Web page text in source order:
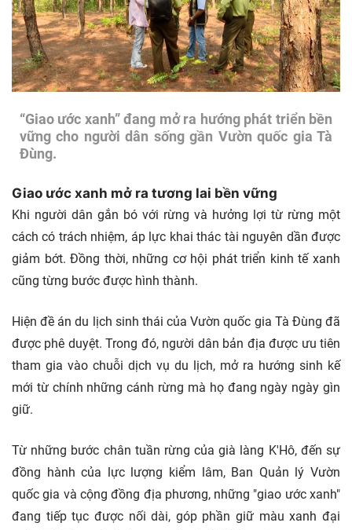
“Giao ước xanh” đang mở ra hướng phát triển bền
vững cho người dân sống gần Vườn quốc gia Tà
Đùng.
Giao ước xanh mở ra tương lai bền vững
Khi người dân gắn bó với rừng và hưởng lợi từ rừng một
cách có trách nhiệm, áp lực khai thác tài nguyên dần được
giảm bớt. Đồng thời, những cơ hội phát triển kinh tế xanh
cũng từng bước được hình thành.
Hiện đề án du lịch sinh thái của Vườn quốc gia Tà Đùng đã
được phê duyệt. Trong đó, người dân bản địa được ưu tiên
tham gia vào chuỗi dịch vụ du lịch, mở ra hướng sinh kế
mới từ chính những cánh rừng mà họ đang ngày ngày gìn
giữ.
Từ những bước chân tuần rừng của già làng K'Hô, đến sự
đồng hành của lực lượng kiểm lâm, Ban Quản lý Vườn
quốc gia và cộng đồng địa phương, những "giao ước xanh"
đang tiếp tục được nối dài, góp phần giữ màu xanh đại